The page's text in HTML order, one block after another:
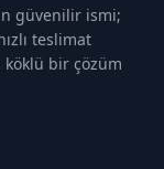
güvenilir ismi;
teslimat
bir çözüm